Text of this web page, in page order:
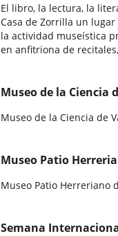
El libro, la lectura, la
Casa de Zorrilla un
la actividad museística
en anfitriona de
Museo de la Ciencia
Museo de la Ciencia de
Museo Patio
Museo Patio Herreriano
Semana